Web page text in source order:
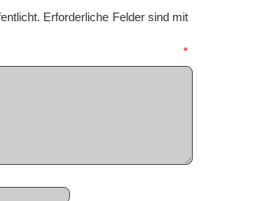
Erforderliche Felder sind mit
*